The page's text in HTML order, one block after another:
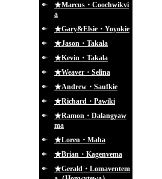
★Marcus・Coochwikvi
a
★Gary&Elsie・Yoyokie
★Jason・Takala
★Kevin・Takala
★Weaver・Selina
★Andrew・Saufkie
★Richard・Pawiki
★Ramon・Dalangyaw
ma
★Loren・Maha
★Brian・Kagenvema
★Gerald・Lomaventem